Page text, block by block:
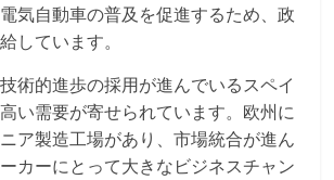
気自動車の普及を促進するため、政
しています。
術的進歩の採用が進んでいるスペイ
い需要が寄せられています。欧州に
ア製造工場があり、市場統合が進ん
カーにとって大きなビジネスチャン